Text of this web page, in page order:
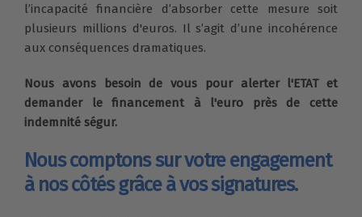
l’incapacité financière d’absorber cette mesure soit
plusieurs millions d'euros. Il s’agit d’une incohérence
aux conséquences dramatiques.
Nous avons besoin de vous pour alerter l'ETAT et
demander le financement à l'euro près de cette
indemnité ségur.
Nous comptons sur votre engagement
à nos côtés grâce à vos signatures.